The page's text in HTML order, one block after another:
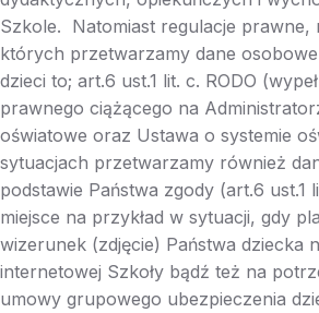
Szkole. Natomiast regulacje prawne,
których przetwarzamy dane
dzieci to; art.6 ust.1 lit. c. RODO
prawnego ciążącego na
oświatowe oraz Ustawa o systemie
sytuacjach przetwarzamy również
podstawie Państwa zgody (art.6 ust.1
miejsce na przykład w sytuacji, gdy
wizerunek (zdjęcie) Państwa dziecka
internetowej Szkoły bądź też na
umowy grupowego ubezpieczenia